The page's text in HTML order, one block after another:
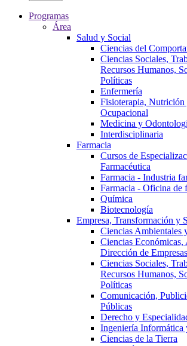
Programas
Área
Salud y Social
Ciencias del
Ciencias Sociales,
Recursos Humanos,
Políticas
Enfermería
Fisioterapia, Nutrición
Ocupacional
Medicina y
Interdisciplinaria
Farmacia
Cursos de
Farmacéutica
Farmacia - Industria
Farmacia - Oficina de
Química
Biotecnología
Empresa, Transformación y
Ciencias Ambientales
Ciencias
Dirección de
Ciencias Sociales,
Recursos Humanos,
Políticas
Comunicación,
Públicas
Derecho y
Ingeniería Informática
Ciencias de la Tierra